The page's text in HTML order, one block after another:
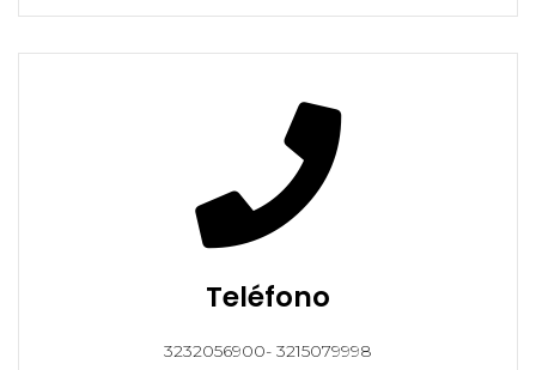
Teléfono
3232056900- 3215079998